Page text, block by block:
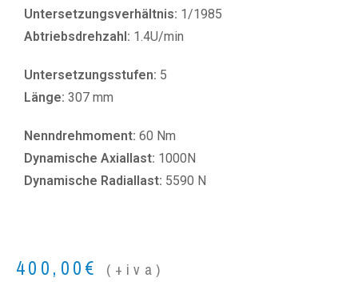
Untersetzungsverhältnis: 1/1985
Abtriebsdrehzahl: 1.4U/min
Untersetzungsstufen: 5
Länge: 307 mm
Nenndrehmoment: 60 Nm
Dynamische Axiallast: 1000N
Dynamische Radiallast: 5590 N
400,00€ (+iva)